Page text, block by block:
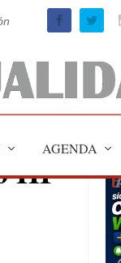
AGENDA
III